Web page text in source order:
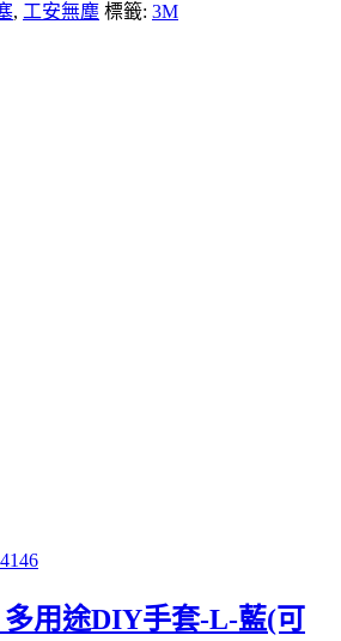
, 工安無塵 標籤: 3M
用途DIY手套-L-藍(可